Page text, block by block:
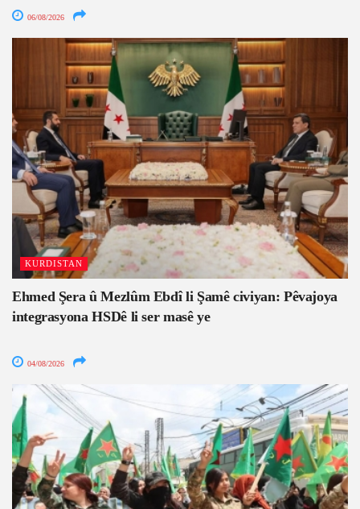
06/08/2026
KURDISTAN
Ehmed Şera û Mezlûm Ebdî li Şamê civiyan: Pêvajoya
integrasyona HSDê li ser masê ye
04/08/2026